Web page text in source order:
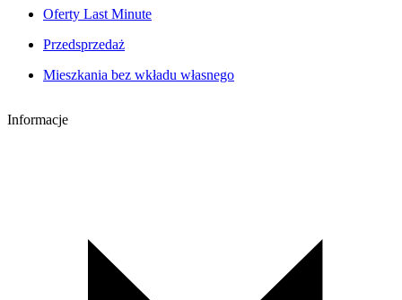
Oferty Last Minute
Przedsprzedaż
Mieszkania bez wkładu własnego
Informacje